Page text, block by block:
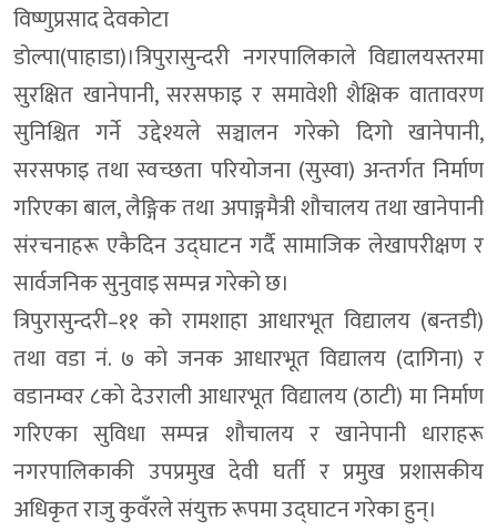
विष्णुप्रसाद देवकोटा
डोल्पा(पाहाडा)।त्रिपुरासुन्दरी नगरपालिकाले विद्यालयस्तरमा
सुरक्षित खानेपानी, सरसफाइ र समावेशी शैक्षिक वातावरण
सुनिश्चित गर्ने उद्देश्यले सञ्चालन गरेको दिगो खानेपानी,
सरसफाइ तथा स्वच्छता परियोजना (सुस्वा) अन्तर्गत निर्माण
गरिएका बाल, लैङ्गिक तथा अपाङ्गमैत्री शौचालय तथा खानेपानी
संरचनाहरू एकैदिन उद्घाटन गर्दै सामाजिक लेखापरीक्षण र
सार्वजनिक सुनुवाइ सम्पन्न गरेको छ।
त्रिपुरासुन्दरी–११ को रामशाहा आधारभूत विद्यालय (बन्तडी)
तथा वडा नं. ७ काे जनक आधारभूत विद्यालय (दागिना) र
वडानम्वर ८काे देउराली आधारभूत विद्यालय (ठाटी) मा निर्माण
गरिएका सुविधा सम्पन्न शौचालय र खानेपानी धाराहरू
नगरपालिकाकी उपप्रमुख देवी घर्ती र प्रमुख प्रशासकीय
अधिकृत राजु कुवँरले संयुक्त रूपमा उद्घाटन गरेका हुन्।